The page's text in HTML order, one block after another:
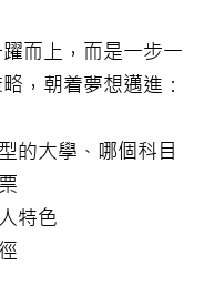
而上，而是一步一
，朝着夢想邁進：
的大學、哪個科目
特色